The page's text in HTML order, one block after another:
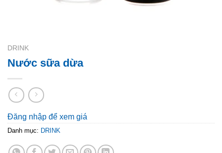
DRINK
Nước sữa dừa
Đăng nhập để xem giá
Danh mục: DRINK